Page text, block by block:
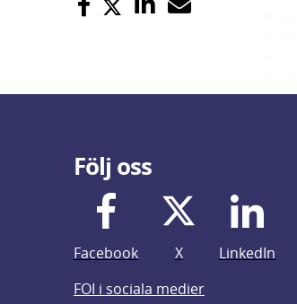
Följ oss
Facebook X LinkedIn
FOI i sociala medier